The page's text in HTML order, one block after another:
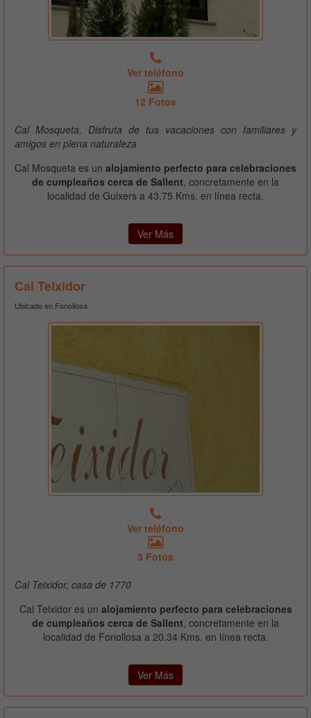
Ver teléfono
12 Fotos
Cal Mosqueta, Disfruta de tus vacaciones con familiares y
amigos en plena naturaleza
Cal Mosqueta es un alojamiento perfecto para celebraciones
de cumpleaños cerca de Sallent, concretamente en la
localidad de Guixers a 43.75 Kms. en línea recta.
Ver Más
Cal Teixidor
Ubicado en Fonollosa
Ver teléfono
3 Fotos
Cal Teixidor, casa de 1770
Cal Teixidor es un alojamiento perfecto para celebraciones
de cumpleaños cerca de Sallent, concretamente en la
localidad de Fonollosa a 20.34 Kms. en línea recta.
Ver Más